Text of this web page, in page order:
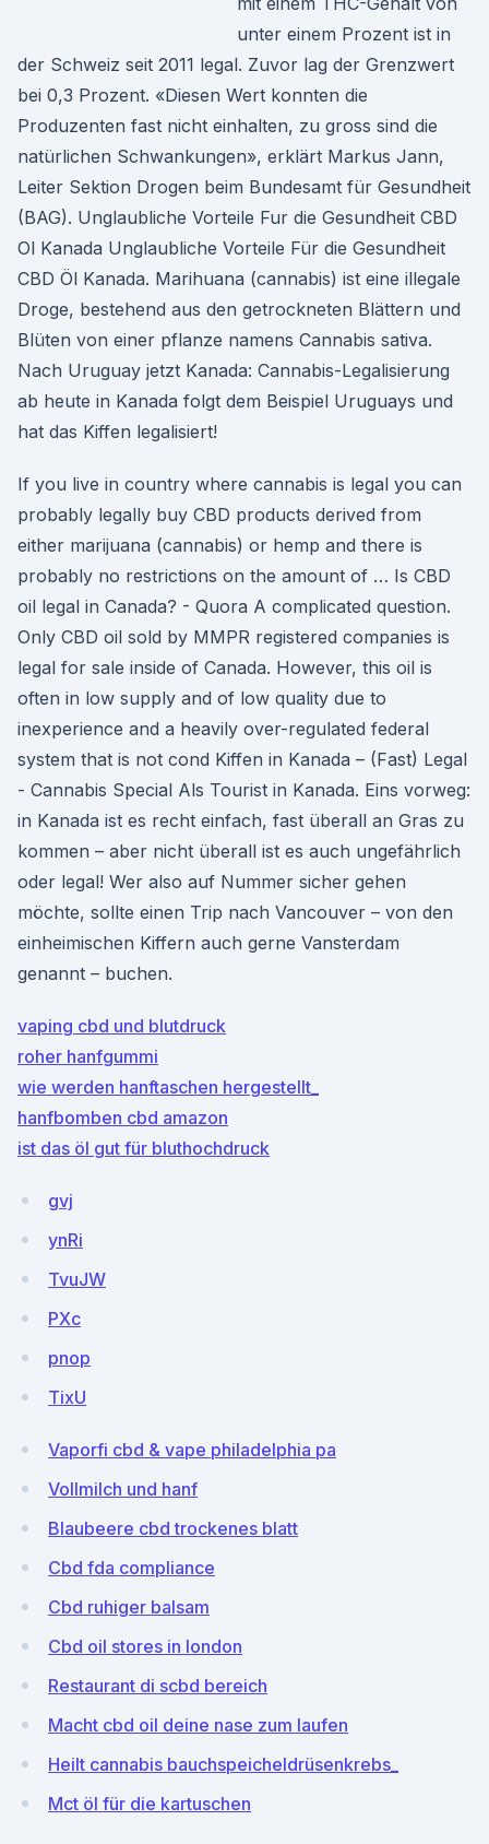
unter einem Prozent ist in
der Schweiz seit 2011 legal. Zuvor lag der Grenzwert
bei 0,3 Prozent. «Diesen Wert konnten die
Produzenten fast nicht einhalten, zu gross sind die
natürlichen Schwankungen», erklärt Markus Jann,
Leiter Sektion Drogen beim Bundesamt für Gesundheit
(BAG). Unglaubliche Vorteile Fur die Gesundheit CBD
Ol Kanada Unglaubliche Vorteile Für die Gesundheit
CBD Öl Kanada. Marihuana (cannabis) ist eine illegale
Droge, bestehend aus den getrockneten Blättern und
Blüten von einer pflanze namens Cannabis sativa.
Nach Uruguay jetzt Kanada: Cannabis-Legalisierung
ab heute in Kanada folgt dem Beispiel Uruguays und
hat das Kiffen legalisiert!
If you live in country where cannabis is legal you can
probably legally buy CBD products derived from
either marijuana (cannabis) or hemp and there is
probably no restrictions on the amount of … Is CBD
oil legal in Canada? - Quora A complicated question.
Only CBD oil sold by MMPR registered companies is
legal for sale inside of Canada. However, this oil is
often in low supply and of low quality due to
inexperience and a heavily over-regulated federal
system that is not cond Kiffen in Kanada – (Fast) Legal
- Cannabis Special Als Tourist in Kanada. Eins vorweg:
in Kanada ist es recht einfach, fast überall an Gras zu
kommen – aber nicht überall ist es auch ungefährlich
oder legal! Wer also auf Nummer sicher gehen
möchte, sollte einen Trip nach Vancouver – von den
einheimischen Kiffern auch gerne Vansterdam
genannt – buchen.
vaping cbd und blutdruck
roher hanfgummi
wie werden hanftaschen hergestellt_
hanfbomben cbd amazon
ist das öl gut für bluthochdruck
gvj
ynRi
TvuJW
PXc
pnop
TixU
Vaporfi cbd & vape philadelphia pa
Vollmilch und hanf
Blaubeere cbd trockenes blatt
Cbd fda compliance
Cbd ruhiger balsam
Cbd oil stores in london
Restaurant di scbd bereich
Macht cbd oil deine nase zum laufen
Heilt cannabis bauchspeicheldrüsenkrebs_
Mct öl für die kartuschen